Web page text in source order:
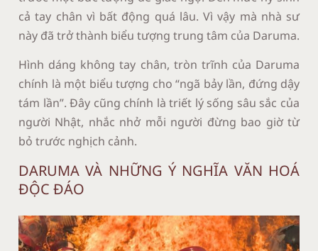
cả tay chân vì bất động quá lâu. Vì vậy mà nhà sư
này đã trở thành biểu tượng trung tâm của Daruma.
Hình dáng không tay chân, tròn trĩnh của Daruma
chính là một biểu tượng cho “ngã bảy lần, đứng dậy
tám lần”. Đây cũng chính là triết lý sống sâu sắc của
người Nhật, nhắc nhở mỗi người đừng bao giờ từ
bỏ trước nghịch cảnh.
DARUMA VÀ NHỮNG Ý NGHĨA VĂN HOÁ
ĐỘC ĐÁO